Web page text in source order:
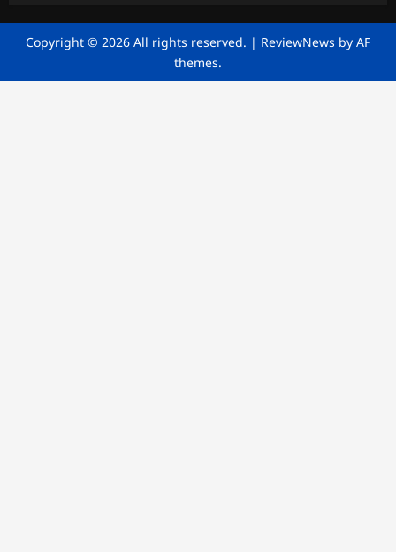
Copyright © 2026 All rights reserved. | ReviewNews by AF
themes.